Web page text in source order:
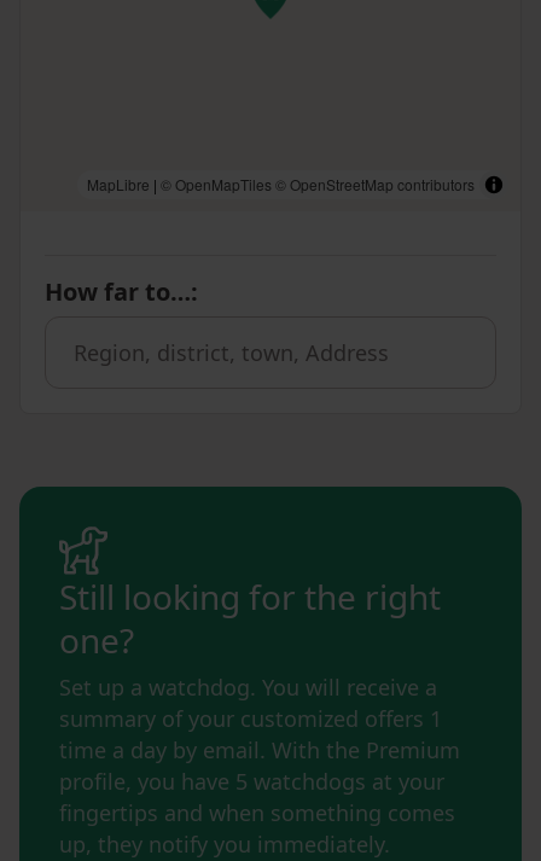
MapLibre | © OpenMapTiles © OpenStreetMap contributors
How far to…:
Still looking for the right
one?
Set up a watchdog. You will receive a
summary of your customized offers 1
time a day by email. With the Premium
profile, you have 5 watchdogs at your
fingertips and when something comes
up, they notify you immediately.